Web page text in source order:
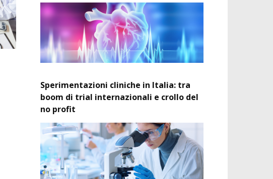
Sperimentazioni cliniche in Italia: tra
boom di trial internazionali e crollo del
no profit